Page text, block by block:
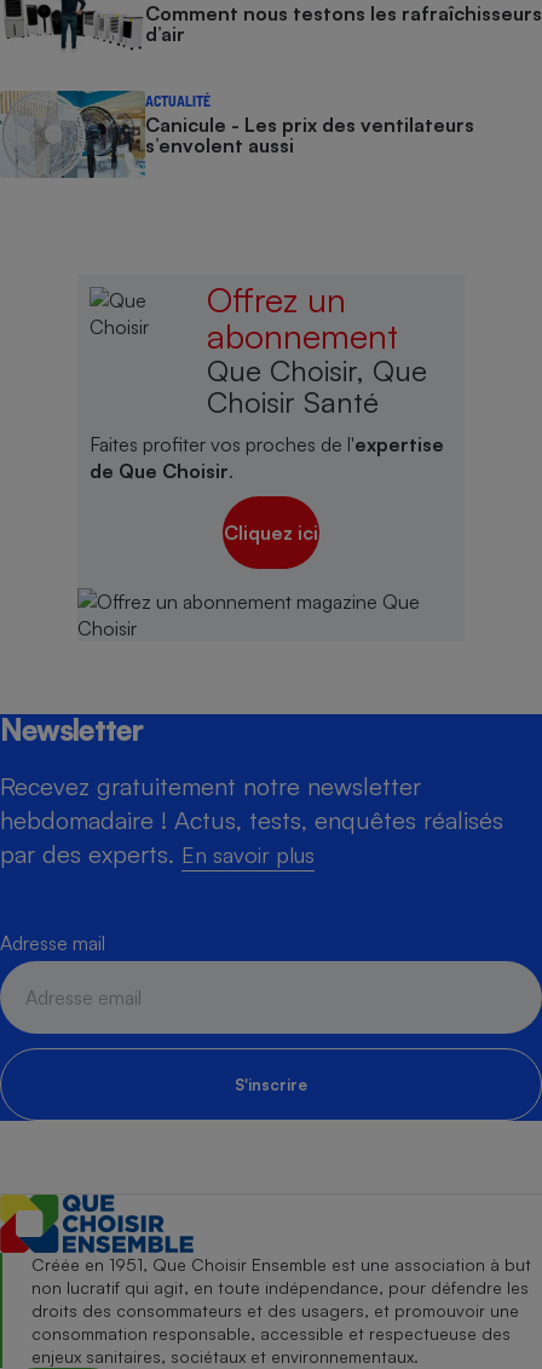
Comment nous testons les rafraîchisseurs
d’air
ACTUALITÉ
Canicule - Les prix des ventilateurs
s’envolent aussi
Offrez un
abonnement
Que Choisir, Que
Choisir Santé
Faites profiter vos proches de l'expertise
de Que Choisir.
Cliquez ici
Newsletter
Recevez gratuitement notre newsletter
hebdomadaire ! Actus, tests, enquêtes réalisés
par des experts. En savoir plus
Adresse mail
S'inscrire
Créée en 1951, Que Choisir Ensemble est une association à but
non lucratif qui agit, en toute indépendance, pour défendre les
droits des consommateurs et des usagers, et promouvoir une
consommation responsable, accessible et respectueuse des
enjeux sanitaires, sociétaux et environnementaux.